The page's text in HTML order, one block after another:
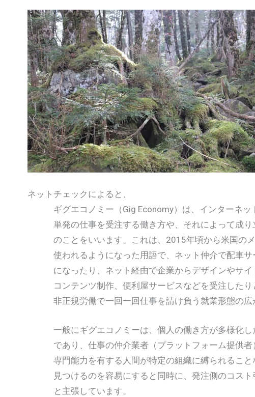
ネットチェックによると、
ギグエコノミー（Gig Economy）は、インターネッ
単発の仕事を受注する働き方や、それによって成り
のことをいいます。これは、2015年頃から米国のメ
使われるようになった用語で、ネット仲介で配車サ
になったり、ネット経由で企業からデザインやサイ
コンテンツ制作、便利屋サービスなどを受注したり
非正規労働で一回一回仕事を請け負う就業形態の広
一般にギグエコノミーは、個人の働き方が多様化し
であり、仕事の仲介業者（プラットフォーム提供者
専門能力を有する人間が特定の組織に縛られること
見つけるのを容易にすると同時に、発注側のコスト
と主張しています。